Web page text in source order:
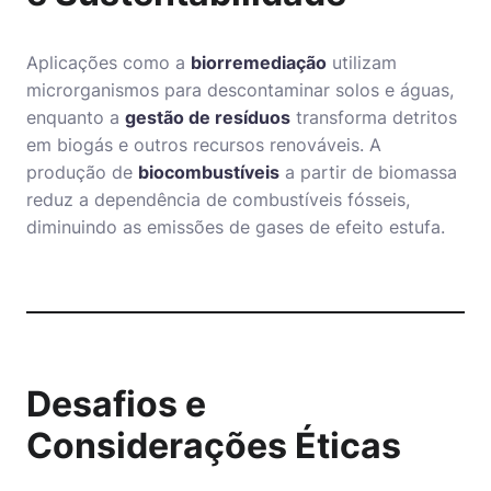
Aplicações como a biorremediação utilizam
microrganismos para descontaminar solos e águas,
enquanto a gestão de resíduos transforma detritos
em biogás e outros recursos renováveis. A
produção de biocombustíveis a partir de biomassa
reduz a dependência de combustíveis fósseis,
diminuindo as emissões de gases de efeito estufa.
Desafios e
Considerações Éticas